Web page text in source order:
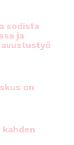
sodista
ja
avustustyö
on